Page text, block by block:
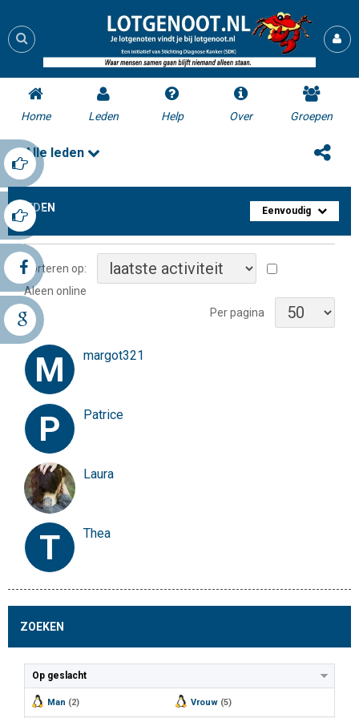
Home Leden Help Over Groepen
Alle leden
LEDEN Eenvoudig
Sorteren op:
Aleen online
Per pagina
M margot321
P Patrice
Laura
T Thea
ZOEKEN
Op geslacht
Man (2) Vrouw (5)